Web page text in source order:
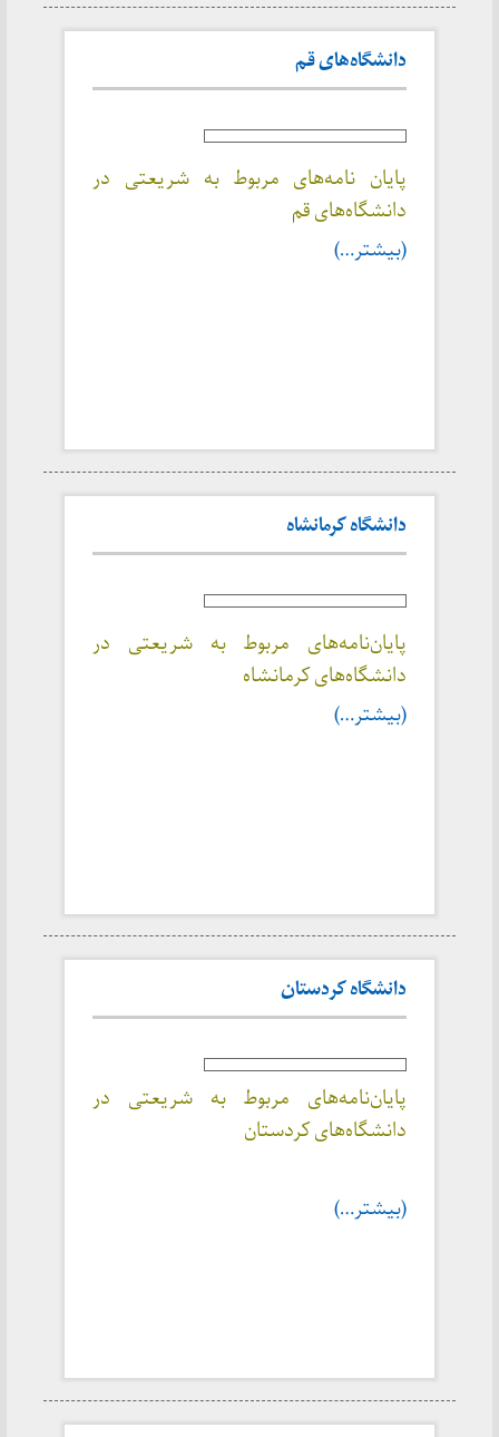
دانشگاه‌های قم
پایان نامه‌های مربوط به شریعتی در
دانشگاه‌های قم
(بیشتر…)
دانشگاه کرمانشاه
پایان‌نامه‌های مربوط به شریعتی در
دانشگاه‌های کرمانشاه
(بیشتر…)
دانشگاه کردستان
پایان‌نامه‌های مربوط به شریعتی در
دانشگاه‌های کردستان
(بیشتر…)